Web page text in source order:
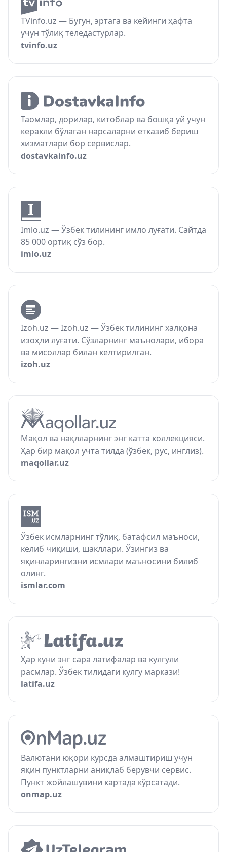
TVinfo.uz — Бугун, эртага ва кейинги ҳафта
учун тўлиқ теледастурлар.
tvinfo.uz
Таомлар, дорилар, китоблар ва бошқа уй учун
керакли бўлаган нарсаларни етказиб бериш
хизматлари бор сервислар.
dostavkainfo.uz
Imlo.uz — Ўзбек тилининг имло луғати. Сайтда
85 000 ортиқ сўз бор.
imlo.uz
Izoh.uz — Izoh.uz — Ўзбек тилининг халқона
изоҳли луғати. Сўзларнинг маънолари, ибора
ва мисоллар билан келтирилган.
izoh.uz
Мақол ва нақлларнинг энг катта коллекцияси.
Ҳар бир мақол учта тилда (ўзбек, рус, инглиз).
maqollar.uz
Ўзбек исмларнинг тўлиқ, батафсил маъноси,
келиб чиқиши, шакллари. Ўзингиз ва
яқинларингизни исмлари маъносини билиб
олинг.
ismlar.com
Ҳар куни энг сара латифалар ва кулгули
расмлар. Ўзбек тилидаги кулгу маркази!
latifa.uz
Валютани юқори курсда алмаштириш учун
яқин пунктларни аниқлаб берувчи сервис.
Пункт жойлашувини картада кўрсатади.
onmap.uz